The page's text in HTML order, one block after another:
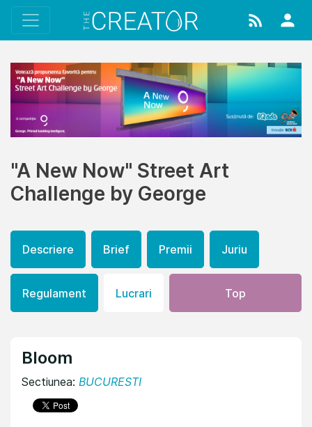
"A New Now" Street Art
Challenge by George
Descriere Brief Premii Juriu
Regulament Lucrari Top
Bloom
Sectiunea: BUCURESTI